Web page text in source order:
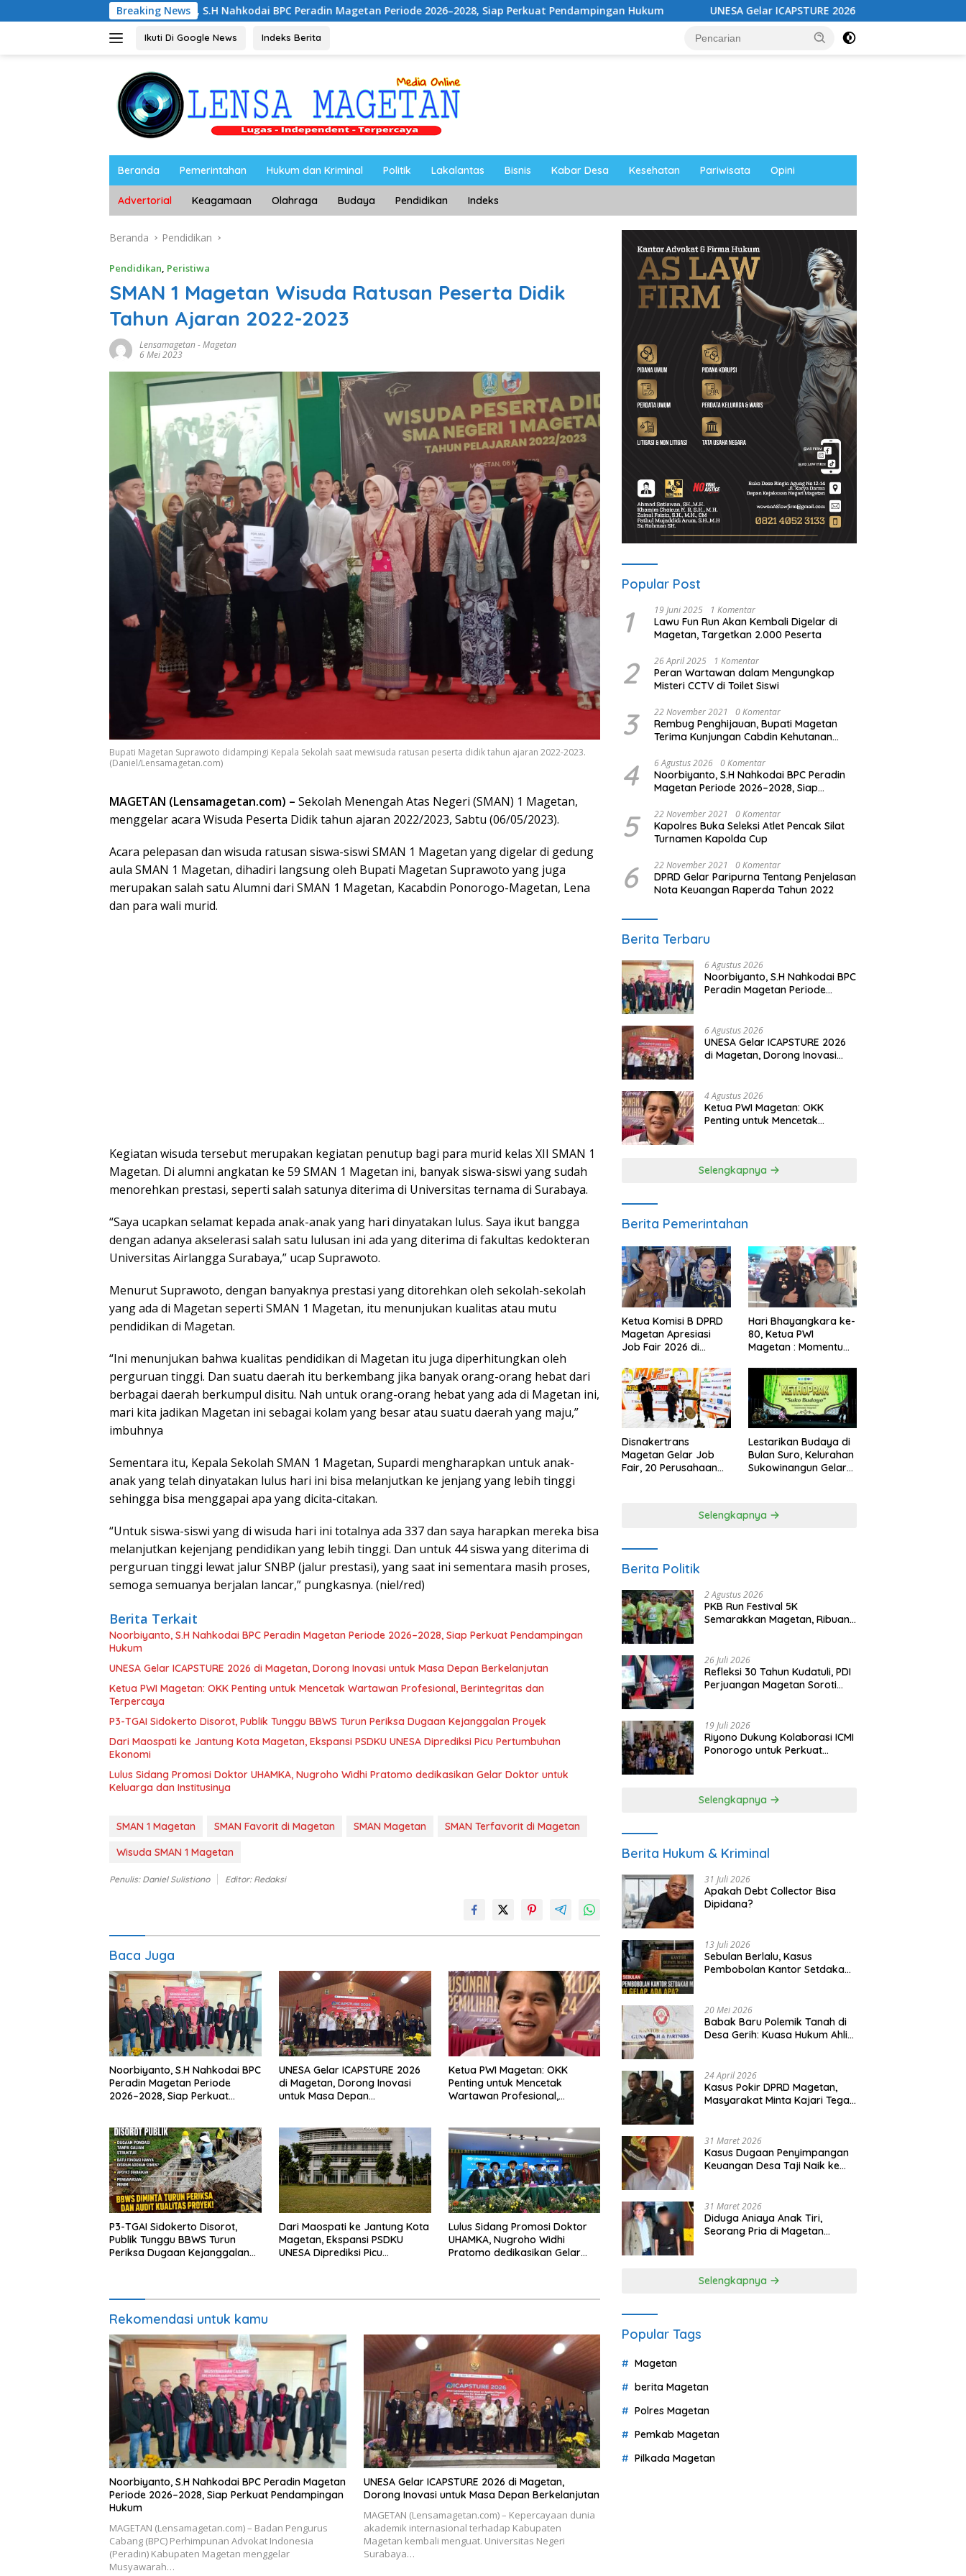
ke
Breaking News
Noorbiyanto, S.H Nahkodai BPC Peradin Magetan Periode 2026–2028, Siap Perkuat Pendampingan Hukum UNESA Gelar ICAPSTURE 2026 di Magetan, Dorong Inovasi untuk Masa
Ikuti Di Google News Indeks Berita
Beranda Pemerintahan Hukum dan Kriminal Politik Lakalantas Bisnis Kabar Desa Kesehatan Pariwisata Opini
Advertorial Keagamaan Olahraga Budaya Pendidikan Indeks
Beranda Pendidikan
Pendidikan, Peristiwa
SMAN 1 Magetan Wisuda Ratusan Peserta Didik
Tahun Ajaran 2022-2023
Lensamagetan-Magetan
6 Mei 2023
Bupati Magetan Suprawoto didampingi Kepala Sekolah saat mewisuda ratusan peserta didik tahun ajaran 2022-2023.
(Daniel/Lensamagetan.com)
MAGETAN (Lensamagetan.com) – Sekolah Menengah Atas Negeri (SMAN) 1 Magetan,
menggelar acara Wisuda Peserta Didik tahun ajaran 2022/2023, Sabtu (06/05/2023).
Acara pelepasan dan wisuda ratusan siswa-siswi SMAN 1 Magetan yang digelar di gedung
aula SMAN 1 Magetan, dihadiri langsung oleh Bupati Magetan Suprawoto yang juga
merupakan salah satu Alumni dari SMAN 1 Magetan, Kacabdin Ponorogo-Magetan, Lena
dan para wali murid.
Kegiatan wisuda tersebut merupakan kegiatan penutup bagi para murid kelas XII SMAN 1
Magetan. Di alumni angkatan ke 59 SMAN 1 Magetan ini, banyak siswa-siswi yang sudah
menorehkan prestasi, seperti salah satunya diterima di Universitas ternama di Surabaya.
“Saya ucapkan selamat kepada anak-anak yang hari dinyatakan lulus. Saya ikut bangga
dengan adanya akselerasi salah satu lulusan ini ada yang diterima di fakultas kedokteran
Universitas Airlangga Surabaya,” ucap Suprawoto.
Menurut Suprawoto, dengan banyaknya prestasi yang ditorehkan oleh sekolah-sekolah
yang ada di Magetan seperti SMAN 1 Magetan, itu menunjukan kualitas atau mutu
pendidikan di Magetan.
“Ini menunjukan bahwa kualitas pendidikan di Magetan itu juga diperhitungkan oleh
perguruan tinggi. Dan suatu daerah itu berkembang jika banyak orang-orang hebat dari
berbagai daerah berkumpul disitu. Nah untuk orang-orang hebat yang ada di Magetan ini,
mari kita jadikan Magetan ini sebagai kolam yang besar atau suatu daerah yang maju,”
imbuhnya
Sementara itu, Kepala Sekolah SMAN 1 Magetan, Supardi mengharapkan untuk anak-
anak yang telah dinyatakan lulus hari ini bisa melanjutkan ke jenjang yang lebih tinggi
sehingga bisa menggapai apa yang dicita-citakan.
“Untuk siswa-siswi yang di wisuda hari ini totalnya ada 337 dan saya harapkan mereka bisa
melanjutkan kejenjang pendidikan yang lebih tinggi. Dan untuk 44 siswa yang diterima di
perguruan tinggi lewat jalur SNBP (jalur prestasi), yang saat ini sementara masih proses,
semoga semuanya berjalan lancar,” pungkasnya. (niel/red)
Berita Terkait
Noorbiyanto, S.H Nahkodai BPC Peradin Magetan Periode 2026–2028, Siap Perkuat Pendampingan
Hukum
UNESA Gelar ICAPSTURE 2026 di Magetan, Dorong Inovasi untuk Masa Depan Berkelanjutan
Ketua PWI Magetan: OKK Penting untuk Mencetak Wartawan Profesional, Berintegritas dan
Terpercaya
P3-TGAI Sidokerto Disorot, Publik Tunggu BBWS Turun Periksa Dugaan Kejanggalan Proyek
Dari Maospati ke Jantung Kota Magetan, Ekspansi PSDKU UNESA Diprediksi Picu Pertumbuhan
Ekonomi
Lulus Sidang Promosi Doktor UHAMKA, Nugroho Widhi Pratomo dedikasikan Gelar Doktor untuk
Keluarga dan Institusinya
SMAN 1 Magetan SMAN Favorit di Magetan SMAN Magetan
SMAN Terfavorit di Magetan
Wisuda SMAN 1 Magetan
Penulis: Daniel Sulistiono Editor: Redaksi
Baca Juga
Noorbiyanto, S.H Nahkodai BPC
Peradin Magetan Periode
2026–2028, Siap Perkuat
UNESA Gelar ICAPSTURE 2026
di Magetan, Dorong Inovasi
untuk Masa Depan
Ketua PWI Magetan: OKK
Penting untuk Mencetak
Wartawan Profesional,
P3-TGAI Sidokerto Disorot,
Publik Tunggu BBWS Turun
Periksa Dugaan Kejanggalan
Dari Maospati ke Jantung Kota
Magetan, Ekspansi PSDKU
UNESA Diprediksi Picu
Lulus Sidang Promosi Doktor
UHAMKA, Nugroho Widhi
Pratomo dedikasikan Gelar
Rekomendasi untuk kamu
Noorbiyanto, S.H Nahkodai BPC Peradin Magetan
Periode 2026–2028, Siap Perkuat Pendampingan
Hukum
MAGETAN (Lensamagetan.com) – Badan Pengurus
Cabang (BPC) Perhimpunan Advokat Indonesia
(Peradin) Kabupaten Magetan menggelar
Musyawarah…
UNESA Gelar ICAPSTURE 2026 di Magetan,
Dorong Inovasi untuk Masa Depan Berkelanjutan
MAGETAN (Lensamagetan.com) – Kepercayaan dunia
akademik internasional terhadap Kabupaten
Magetan kembali menguat. Universitas Negeri
Surabaya…
Popular Post
1 19 Juni 2025 1 Komentar
Lawu Fun Run Akan Kembali Digelar di
Magetan, Targetkan 2.000 Peserta
2 26 April 2025 1 Komentar
Peran Wartawan dalam Mengungkap
Misteri CCTV di Toilet Siswi
3 22 November 2021 0 Komentar
Rembug Penghijauan, Bupati Magetan
Terima Kunjungan Cabdin Kehutanan
4 6 Agustus 2026 0 Komentar
Noorbiyanto, S.H Nahkodai BPC Peradin
Magetan Periode 2026–2028, Siap
5 22 November 2021 0 Komentar
Kapolres Buka Seleksi Atlet Pencak Silat
Turnamen Kapolda Cup
6 22 November 2021 0 Komentar
DPRD Gelar Paripurna Tentang Penjelasan
Nota Keuangan Raperda Tahun 2022
Berita Terbaru
6 Agustus 2026
Noorbiyanto, S.H Nahkodai BPC
Peradin Magetan Periode
6 Agustus 2026
UNESA Gelar ICAPSTURE 2026
di Magetan, Dorong Inovasi
4 Agustus 2026
Ketua PWI Magetan: OKK
Penting untuk Mencetak
Selengkapnya
Berita Pemerintahan
Ketua Komisi B DPRD
Magetan Apresiasi
Job Fair 2026 di
Anggaran
Hari Bhayangkara ke-
80, Ketua PWI
Magetan : Momentum
Kepercayaan Publik
Disnakertrans
Magetan Gelar Job
Fair, 20 Perusahaan
Lestarikan Budaya di
Bulan Suro, Kelurahan
Sukowinangun Gelar
Selengkapnya
Berita Politik
2 Agustus 2026
PKB Run Festival 5K
Semarakkan Magetan, Ribuan
26 Juli 2026
Refleksi 30 Tahun Kudatuli, PDI
Perjuangan Magetan Soroti
19 Juli 2026
Riyono Dukung Kolaborasi ICMI
Ponorogo untuk Perkuat
Selengkapnya
Berita Hukum & Kriminal
31 Juli 2026
Apakah Debt Collector Bisa
Dipidana?
13 Juli 2026
Sebulan Berlalu, Kasus
Pembobolan Kantor Setdakab
20 Mei 2026
Babak Baru Polemik Tanah di
Desa Gerih: Kuasa Hukum Ahli
24 April 2026
Kasus Pokir DPRD Magetan,
Masyarakat Minta Kajari Tegak
31 Maret 2026
Kasus Dugaan Penyimpangan
Keuangan Desa Taji Naik ke
31 Maret 2026
Diduga Aniaya Anak Tiri,
Seorang Pria di Magetan
Selengkapnya
Popular Tags
Magetan
berita Magetan
Polres Magetan
Pemkab Magetan
Pilkada Magetan